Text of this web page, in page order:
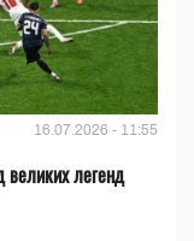
16.07.2026 - 11:55
легенд